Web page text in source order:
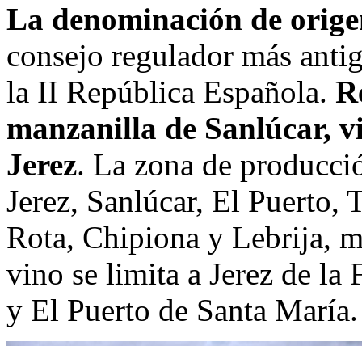
La denominación de
consejo regulador más
la II República Española.
manzanilla de Sanlúcar,
Jerez. La zona de
Jerez, Sanlúcar, El Puerto,
Rota, Chipiona y Lebrija,
vino se limita a Jerez de la
y El Puerto de Santa María.